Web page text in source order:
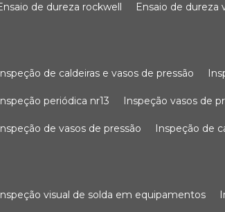
ensaio de dureza rockwell ensaio de dureza
inspeção de caldeiras e vasos de pressão
inspeção periódica nr13 inspeção vasos de
inspeção de vasos de pressão inspeção de
inspeção visual de solda em equipamentos